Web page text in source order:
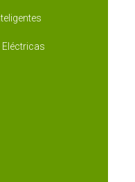
Eléctricas